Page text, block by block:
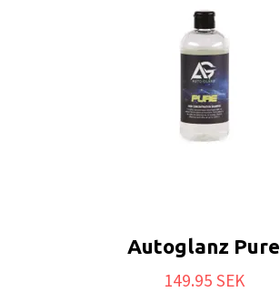
Autoglanz Pure
149.95 SEK